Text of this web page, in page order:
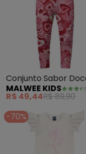
Conjunto Sabor
Amor (Off White)
MALWEE KIDS
R$ 49,44R$ 89,90
-70%